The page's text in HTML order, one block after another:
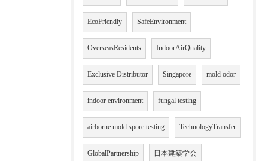
EcoFriendly SafeEnvironment
OverseasResidents IndoorAirQuality
Exclusive Distributor Singapore mold odor
indoor environment fungal testing
airborne mold spore testing TechnologyTransfer
GlobalPartnership 日本建築学会